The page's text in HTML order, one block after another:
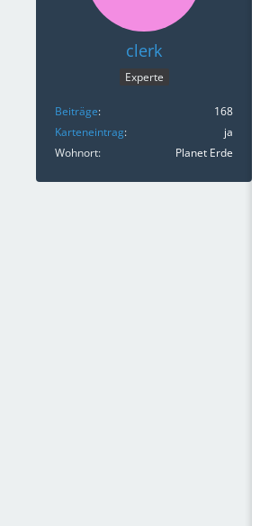
clerk
Experte
Beiträge
168
Karteneintrag
ja
Wohnort
Planet Erde